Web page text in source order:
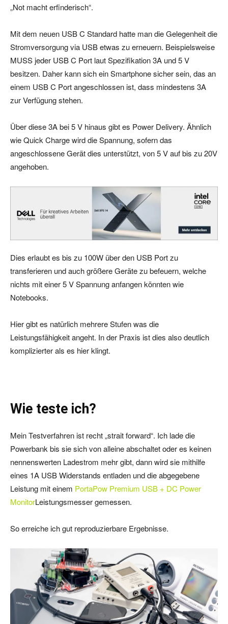
„Not macht erfinderisch“.
Mit dem neuen USB C Standard hatte man die Gelegenheit die
Stromversorgung via USB etwas zu erneuern. Beispielsweise
MUSS jeder USB C Port laut Spezifikation 3A und 5 V
besitzen. Daher kann sich ein Smartphone sicher sein, das an
einem USB C Port angeschlossen ist, dass mindestens 3A
zur Verfügung stehen.
Über diese 3A bei 5 V hinaus gibt es Power Delivery. Ähnlich
wie Quick Charge wird die Spannung, sofern das
angeschlossene Gerät dies unterstützt, von 5 V auf bis zu 20V
angehoben.
Dies erlaubt es bis zu 100W über den USB Port zu
transferieren und auch größere Geräte zu befeuern, welche
nichts mit einer 5 V Spannung anfangen könnten wie
Notebooks.
Hier gibt es natürlich mehrere Stufen was die
Leistungsfähigkeit angeht. In der Praxis ist dies also deutlich
komplizierter als es hier klingt.
Wie teste ich?
Mein Testverfahren ist recht „strait forward“. Ich lade die
Powerbank bis sie sich von alleine abschaltet oder es keinen
nennenswerten Ladestrom mehr gibt, dann wird sie mithilfe
eines 1A USB Widerstands entladen und die abgegebene
Leistung mit einem PortaPow Premium USB + DC Power
MonitorLeistungsmesser gemessen.
So erreiche ich gut reproduzierbare Ergebnisse.